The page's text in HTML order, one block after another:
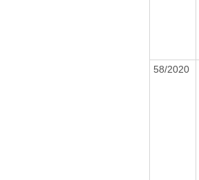
58/2020